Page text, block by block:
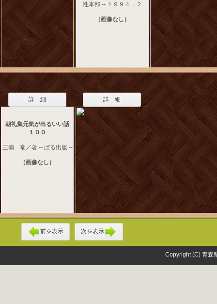
性本部 -- １９９４．２
（画像なし）
詳 細
朝礼集元気が出るいい話
１００
三浦 竜／著 -- ぱる出版 --
（画像なし）
詳 細
前を表示 次を表示
Copyright (C) 青森